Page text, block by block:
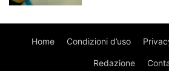
Home Condizioni d’uso
Redazione